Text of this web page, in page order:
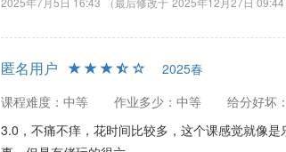
匿名用户
2025春
课程难度：中等
作业多少：中等 给分好坏
3.0，不痛不痒，花时间比较多，这个课感觉就像